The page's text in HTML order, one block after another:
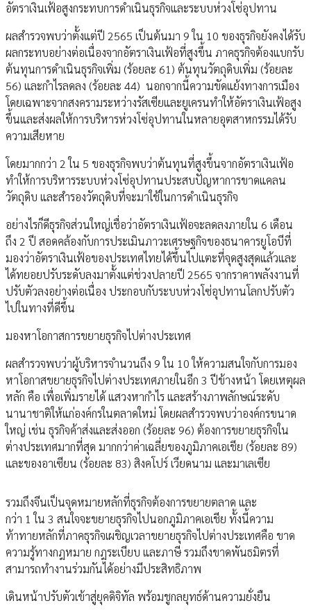
อัตราเงินเฟ้อสูงกระทบการดำเนินธุรกิจและระบบห่วงโซ่อุปทาน
ผลสำรวจพบว่าตั้งแต่ปี 2565 เป็นต้นมา 9 ใน 10 ของธุรกิจยังคงได้รับ
ผลกระทบอย่างต่อเนื่องจากอัตราเงินเฟ้อที่สูงขึ้น ภาคธุรกิจต้องแบกรับ
ต้นทุนการดำเนินธุรกิจเพิ่ม (ร้อยละ 61) ต้นทุนวัตถุดิบเพิ่ม (ร้อยละ
56) และกำไรลดลง (ร้อยละ 44) นอกจากนี้ความขัดแย้งทางการเมือง
โดยเฉพาะจากสงครามระหว่างรัสเซียและยูเครนทำให้อัตราเงินเฟ้อสูง
ขึ้นและส่งผลให้การบริหารห่วงโซ่อุปทานในหลายอุตสาหกรรมได้รับ
ความเสียหาย
โดยมากกว่า 2 ใน 5 ของธุรกิจพบว่าต้นทุนที่สูงขึ้นจากอัตราเงินเฟ้อ
ทำให้การบริหารระบบห่วงโซ่อุปทานประสบปัญหาการขาดแคลน
วัตถุดิบ และสำรองวัตถุดิบที่จะมาใช้ในการดำเนินธุรกิจ
อย่างไรก็ดีธุรกิจส่วนใหญ่เชื่อว่าอัตราเงินเฟ้อจะลดลงภายใน 6 เดือน
ถึง 2 ปี สอดคล้องกับการประเมินภาวะเศรษฐกิจของธนาคารยูโอบีที่
มองว่าอัตราเงินเฟ้อของประเทศไทยได้ขึ้นไปแตะที่จุดสูงสุดแล้วและ
ได้ทยอยปรับระดับลงมาตั้งแต่ช่วงปลายปี 2565 จากราคาพลังงานที่
ปรับตัวลงอย่างต่อเนื่อง ประกอบกับระบบห่วงโซ่อุปทานโลกปรับตัว
ไปในทางที่ดีขึ้น
มองหาโอกาสการขยายธุรกิจไปต่างประเทศ
ผลสำรวจพบว่าผู้บริหารจำนวนถึง 9 ใน 10 ให้ความสนใจกับการมอง
หาโอกาสขยายธุรกิจไปต่างประเทศภายในอีก 3 ปีข้างหน้า โดยเหตุผล
หลัก คือ เพื่อเพิ่มรายได้ แสวงหากำไร และสร้างภาพลักษณ์ระดับ
นานาชาติให้แก่องค์กรในตลาดใหม่ โดยผลสำรวจพบว่าองค์กรขนาด
ใหญ่ เช่น ธุรกิจค้าส่งและส่งออก (ร้อยละ 96) ต้องการขยายธุรกิจใน
ต่างประเทศมากที่สุด มากกว่าค่าเฉลี่ยของภูมิภาคเอเชีย (ร้อยละ 89)
และของอาเซียน (ร้อยละ 83) สิงคโปร์ เวียดนาม และมาเลเซีย
รวมถึงจีนเป็นจุดหมายหลักที่ธุรกิจต้องการขยายตลาด และ
กว่า 1 ใน 3 สนใจจะขยายธุรกิจไปนอกภูมิภาคเอเชีย ทั้งนี้ความ
ท้าทายหลักที่ภาคธุรกิจเผชิญเวลาขยายธุรกิจไปต่างประเทศคือ ขาด
ความรู้ทางกฎหมาย กฎระเบียบ และภาษี รวมถึงขาดพันธมิตรที่
สามารถทำงานร่วมกันได้อย่างมีประสิทธิภาพ
เดินหน้าปรับตัวเข้าสู่ยุคดิจิทัล พร้อมชูกลยุทธ์ด้านความยั่งยืน